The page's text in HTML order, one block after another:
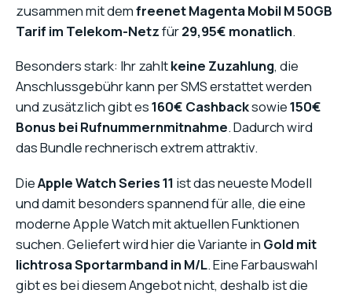
zusammen mit demfreenet Magenta Mobil M 50GB
Tarif im Telekom-Netzfür29,95€ monatlich.
Besonders stark: Ihr zahltkeine Zuzahlung, die
Anschlussgebühr kann per SMS erstattet werden
und zusätzlich gibt es160€ Cashbacksowie150€
Bonus bei Rufnummernmitnahme. Dadurch wird
das Bundle rechnerisch extrem attraktiv.
DieApple Watch Series 11 ist das neueste Modell
und damit besonders spannend für alle, die eine
moderne Apple Watch mit aktuellen Funktionen
suchen. Geliefert wird hier die Variante in Gold mit
lichtrosa Sportarmband in M/L. Eine Farbauswahl
gibt es bei diesem Angebot nicht, deshalb ist die